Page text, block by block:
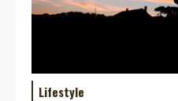
Lifestyle